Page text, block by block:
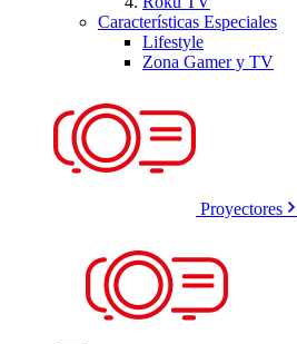
Características Especiales
Lifestyle
Zona Gamer y TV
Proyectores